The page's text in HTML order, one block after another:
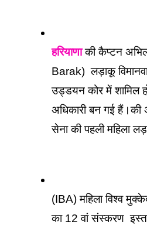
हरियाणा की कैप्टन
Barak)  लड़ाकू
उड्डयन कोर में शामिल
अधिकारी बन गई हैं।की
सेना की पहली महिला
(IBA) महिला विश्व
का 12 वां संस्करण